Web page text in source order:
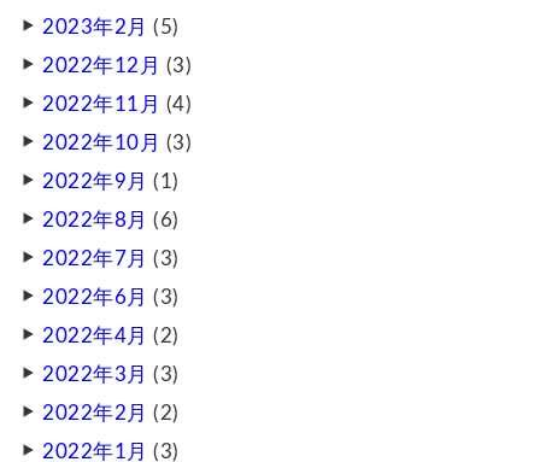
2023年2月 (5)
2022年12月 (3)
2022年11月 (4)
2022年10月 (3)
2022年9月 (1)
2022年8月 (6)
2022年7月 (3)
2022年6月 (3)
2022年4月 (2)
2022年3月 (3)
2022年2月 (2)
2022年1月 (3)